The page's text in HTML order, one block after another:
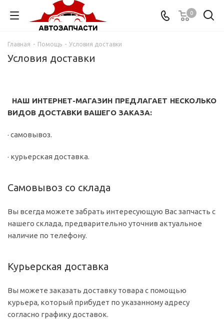
0
Главная - Помощь - Условия доставки
Условия доставки
НАШ ИНТЕРНЕТ-МАГАЗИН ПРЕДЛАГАЕТ НЕСКОЛЬКО
ВИДОВ ДОСТАВКИ ВАШЕГО ЗАКАЗА:
· самовывоз.
· курьерская доставка.
Самовывоз со склада
Вы всегда можете забрать интересующую Вас запчасть с
нашего склада, предварительно уточнив актуальное
наличие по телефону.
Курьерская доставка
Вы можете заказать доставку товара с помощью
курьера, который прибудет по указанному адресу
согласно графику доставок.